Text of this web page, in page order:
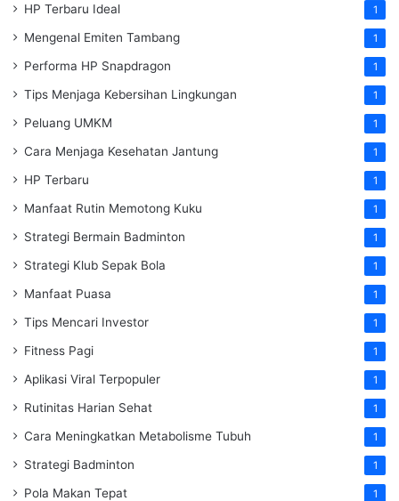
HP Terbaru Ideal 1
Mengenal Emiten Tambang 1
Performa HP Snapdragon 1
Tips Menjaga Kebersihan Lingkungan 1
Peluang UMKM 1
Cara Menjaga Kesehatan Jantung 1
HP Terbaru 1
Manfaat Rutin Memotong Kuku 1
Strategi Bermain Badminton 1
Strategi Klub Sepak Bola 1
Manfaat Puasa 1
Tips Mencari Investor 1
Fitness Pagi 1
Aplikasi Viral Terpopuler 1
Rutinitas Harian Sehat 1
Cara Meningkatkan Metabolisme Tubuh 1
Strategi Badminton 1
Pola Makan Tepat 1